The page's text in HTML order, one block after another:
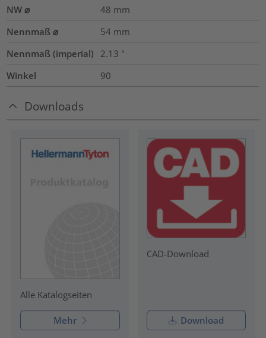
NW ⌀ 48 mm
Nennmaß ⌀
54 mm
Nennmaß (imperial)
2.13 "
Winkel
90
Downloads
Alle Katalogseiten
Mehr
CAD-Download
Download